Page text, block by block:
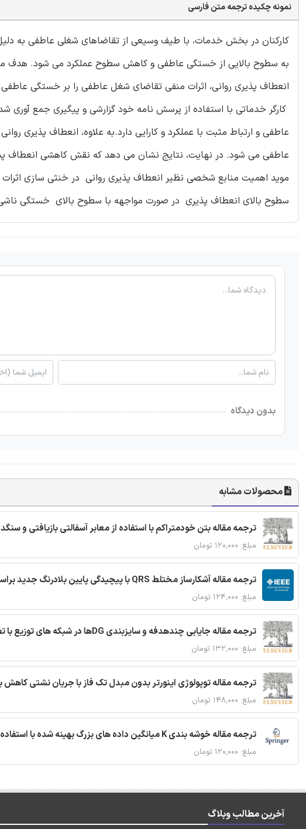
نمونه چکیده ترجمه متن فارسی
کارکنان در بخش خدمات، با طیف وسیعی از تقاضاهای شغلی عاطفی به
به سطوح بالایی از خستگی عاطفی و کاهش سطوح عملکرد می شود. هدف
کارگر خدماتی با استفاده از پرسش نامه خود گزارشی و پیگیری جمع آوری
عاطفی و ارتباط مثبت با عملکرد و کارایی دارد.به علاوه، انعطاف
عاطفی می شود. در نهایت، نتایج نشان می دهد که نقش کاهشی انعطاف
موید اهمیت منابع شخصی نظیر انعطاف پذیری روانی در خنثی سازی
سطوح بالای انعطاف پذیری در صورت مواجهه با سطوح بالای خستگی
بدون دیدگاه
محصولات مشابه
ترجمه مقاله بتن خودمتراکم با استفاده از معابر آسفالتی بازیافتی و
مبلغ: ۱۲۰,۰۰۰ تومان
ترجمه مقاله آشکارساز مختلط QRS با پیچیدگی پایین بلادرنگ جدید براساس آستانه گذاری تطبیقی
مبلغ: ۱۲۴,۰۰۰ تومان
ترجمه مقاله جایابی چندهدفه و سایزبندی DGها در شبکه های توزیع با تضمین پایداری گذرا
مبلغ: ۱۳۲,۰۰۰ تومان
ترجمه مقاله توپولوژی اینورتر بدون مبدل تک فاز با جریان نشتی
مبلغ: ۱۴۸,۰۰۰ تومان
ترجمه مقاله خوشه بندی K میانگین داده های بزرگ بهینه شده با استفاده از MapReduce
مبلغ: ۱۲۰,۰۰۰ تومان
آخرین مطالب وبلاگ